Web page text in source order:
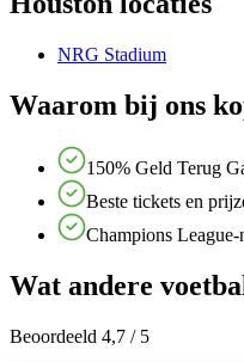
NRG Stadium
Waarom bij ons
150% Geld Terug
Beste tickets en
Champions
Wat andere
Beoordeeld 4,7 / 5